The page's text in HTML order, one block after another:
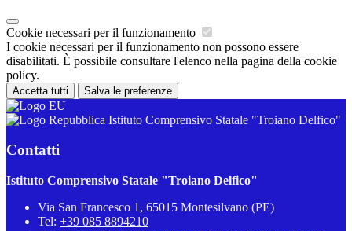
Cookie necessari per il funzionamento
I cookie necessari per il funzionamento non possono essere
disabilitati. È possibile consultare l'elenco nella pagina della cookie
policy.
Accetta tutti Salva le preferenze
Istituto Comprensivo Statale "Troiano Delfico"
Contatti
Istituto Comprensivo Statale "Troiano Delfico"
Via San Francesco 1, 65015 Montesilvano (PE)
Tel: +39 085 8894210